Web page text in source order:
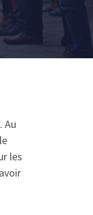
Au
les